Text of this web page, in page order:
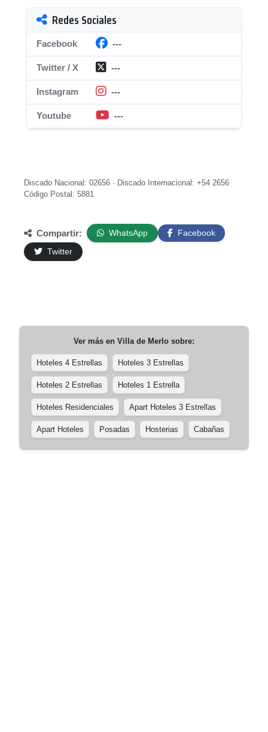
Redes Sociales
Facebook ---
Twitter / X ---
Instagram ---
Youtube ---
Discado Nacional: 02656 · Discado Internacional: +54 2656
Código Postal: 5881
Compartir: WhatsApp
Facebook
Twitter
Ver más en Villa de Merlo sobre:
Hoteles 4 Estrellas Hoteles 3 Estrellas
Hoteles 2 Estrellas Hoteles 1 Estrella
Hoteles Residenciales Apart Hoteles 3 Estrellas
Apart Hoteles Posadas Hosterias Cabañas